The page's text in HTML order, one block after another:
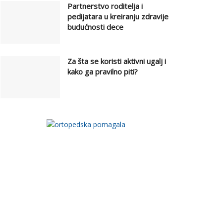
Partnerstvo roditelja i
pedijatara u kreiranju zdravije
budućnosti dece
Za šta se koristi aktivni ugalj i
kako ga pravilno piti?